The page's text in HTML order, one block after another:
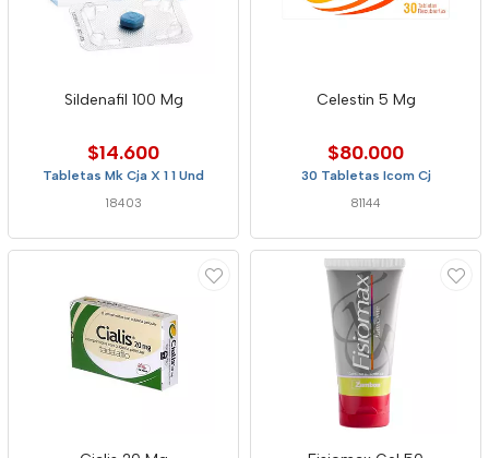
Sildenafil 100 Mg
$14.600
Tabletas Mk Cja X 1 1 Und
18403
Celestin 5 Mg
$80.000
30 Tabletas Icom Cj
81144